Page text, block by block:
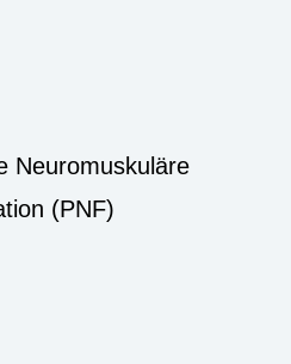
Neuromuskuläre
(PNF)